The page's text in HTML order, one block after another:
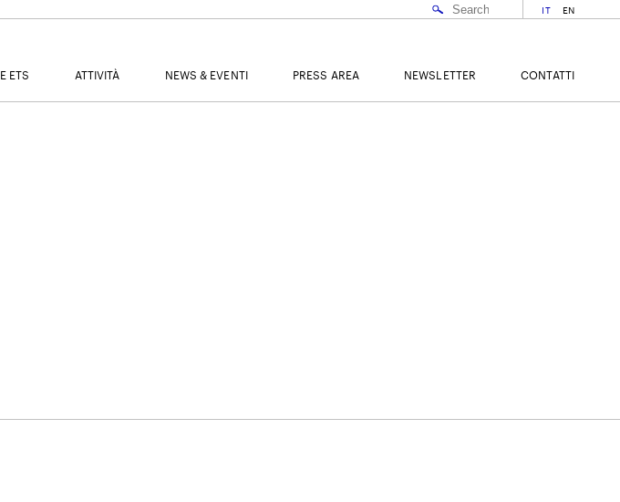
IT EN
ETS ATTIVITÀ NEWS & EVENTI PRESS AREA NEWSLETTER CONTATTI